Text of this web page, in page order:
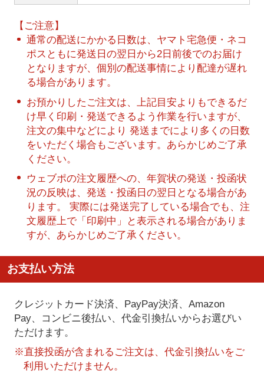
【ご注意】
通常の配送にかかる日数は、ヤマト宅急便・ネコ
ポスともに発送日の翌日から2日前後でのお届け
となりますが、個別の配送事情により配達が遅れ
る場合があります。
お預かりしたご注文は、上記目安よりもできるだ
け早く印刷・発送できるよう作業を行いますが、
注文の集中などにより 発送までにより多くの日数
をいただく場合もございます。あらかじめご了承
ください。
ウェブポの注文履歴への、年賀状の発送・投函状
況の反映は、発送・投函日の翌日となる場合があ
ります。 実際には発送完了している場合でも、注
文履歴上で「印刷中」と表示される場合がありま
すが、あらかじめご了承ください。
お支払い方法
クレジットカード決済、PayPay決済、Amazon
Pay、コンビニ後払い、代金引換払いからお選びい
ただけます。
※直接投函が含まれるご注文は、代金引換払いをご
利用いただけません。